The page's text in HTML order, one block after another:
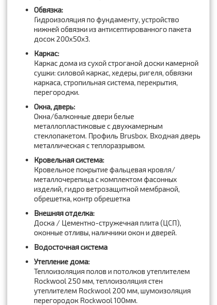
Обвязка:
Гидроизоляция по фундаменту, устройство
нижней обвязки из антисептированного пакета
досок 200x50x3.
Каркас:
Каркас дома из сухой строганой доски камерной
сушки: силовой каркас, хедеры, ригеля, обвязки
каркаса, стропильная система, перекрытия,
перегородки.
Окна, дверь:
Окна/балконные двери белые
металлопластиковые с двухкамерным
стеклопакетом. Профиль Brusbox. Входная дверь
металлическая с теплоразрывом.
Кровельная система:
Кровельное покрытие фальцевая кровля/
металлочерепица с комплектом фасонных
изделий, гидро ветрозащитной мембраной,
обрешетка, контр обрешетка
Внешняя отделка:
Доска / Цементно-стружечная плита (ЦСП),
оконные отливы, наличники окон и дверей.
Водосточная система
Утепление дома:
Теплоизоляция полов и потолков утеплителем
Rockwool 250 мм, теплоизоляция стен
утеплителем Rockwool 200 мм, шумоизоляция
перегородок Rockwool 100мм.